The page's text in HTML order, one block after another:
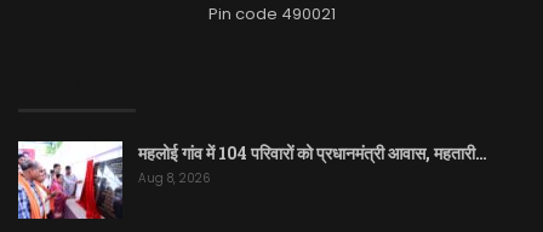
Pin code 490021
महलोई गांव में 104 परिवारों को प्रधानमंत्री आवास, महतारी…
Aug 8, 2026